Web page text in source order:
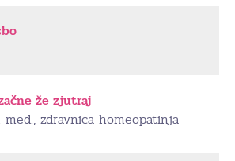
že zjutraj
med., zdravnica homeopatinja